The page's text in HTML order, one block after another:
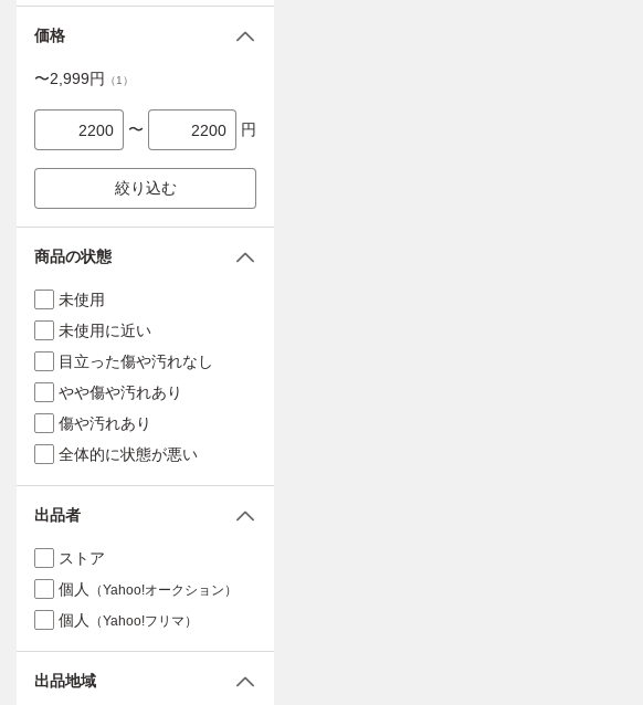
価格
〜2,999円 （1 ）
〜 円
絞り込む
商品の状態
未使用
未使用に近い
目立った傷や汚れなし
やや傷や汚れあり
傷や汚れあり
全体的に状態が悪い
出品者
ストア
個人
（Yahoo!オークション）
個人 （Yahoo!フリマ）
出品地域